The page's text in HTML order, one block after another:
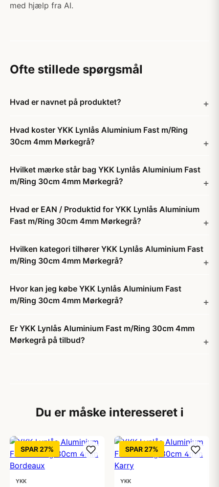
med hjælp fra AI.
Ofte stillede spørgsmål
Hvad er navnet på produktet?
Hvad koster YKK Lynlås Aluminium Fast m/Ring
30cm 4mm Mørkegrå?
Hvilket mærke står bag YKK Lynlås Aluminium Fast
m/Ring 30cm 4mm Mørkegrå?
Hvad er EAN / Produktid for YKK Lynlås Aluminium
Fast m/Ring 30cm 4mm Mørkegrå?
Hvilken kategori tilhører YKK Lynlås Aluminium Fast
m/Ring 30cm 4mm Mørkegrå?
Hvor kan jeg købe YKK Lynlås Aluminium Fast
m/Ring 30cm 4mm Mørkegrå?
Er YKK Lynlås Aluminium Fast m/Ring 30cm 4mm
Mørkegrå på tilbud?
Du er måske interesseret i
SPAR 27%
YKK
SPAR 27%
YKK